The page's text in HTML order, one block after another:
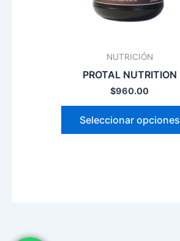
NUTRICIÓN
PROTAL NUTRITION
$960.00
Seleccionar opciones